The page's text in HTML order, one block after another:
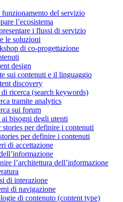
del servizio
l’ecosistema
i flussi di servizio
le soluzioni
di co-progettazione
design
sui contenuti e il linguaggio
discovery
ricerca (search keywords)
tramite analytics
sui forum
bisogni degli utenti
stories per definire i contenuti
per definire i contenuti
di accettazione
l’architettura dell’informazione
di interazione
di navigazione
di contenuto (content type)